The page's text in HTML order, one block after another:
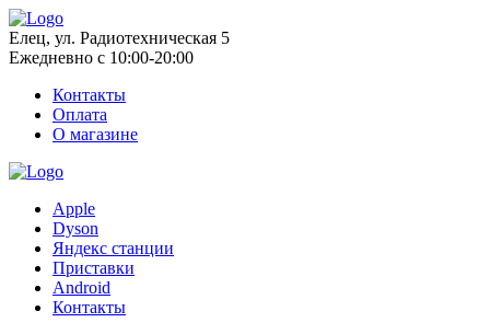
Елец, ул. Радиотехническая 5
Ежедневно с 10:00-20:00
Контакты
Оплата
О магазине
Apple
Dyson
Яндекс станции
Приставки
Android
Контакты